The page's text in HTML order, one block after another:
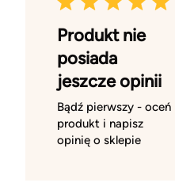
Produkt nie
posiada
jeszcze opinii
Bądź pierwszy - oceń
produkt i napisz
opinię o sklepie